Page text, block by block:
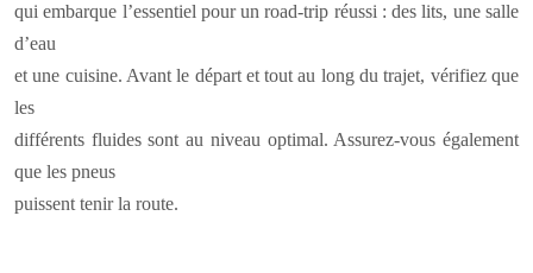
qui embarque l’essentiel pour un road-trip réussi : des lits, une salle
d’eau
et une cuisine. Avant le départ et tout au long du trajet, vérifiez que
les
différents fluides sont au niveau optimal. Assurez-vous également
que les pneus
puissent tenir la route.